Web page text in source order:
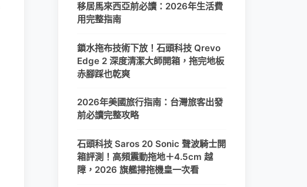
移居馬來西亞前必讀：2026年生活費
用完整指南
鎖水拖布技術下放！石頭科技 Qrevo
Edge 2 深度清潔大師開箱，拖完地板
赤腳踩也乾爽
2026年美國旅行指南：台灣旅客出發
前必讀完整攻略
石頭科技 Saros 20 Sonic 聲波騎士開
箱評測！高頻震動拖地＋4.5cm 越
障，2026 旗艦掃拖機皇一次看